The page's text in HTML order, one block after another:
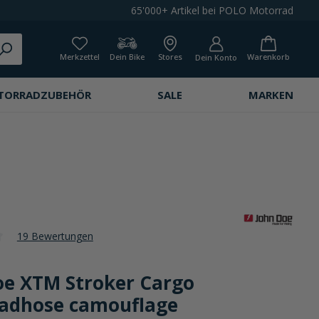
65'000+ Artikel bei POLO Motorrad
Merkzettel Dein Bike Stores Dein Konto Warenkorb
SALE MARKEN
19 Bewertungen
XTM Stroker Cargo
camouflage